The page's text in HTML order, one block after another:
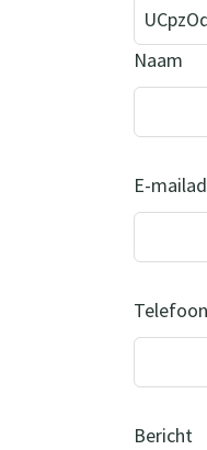
Naam
E-
Bericht